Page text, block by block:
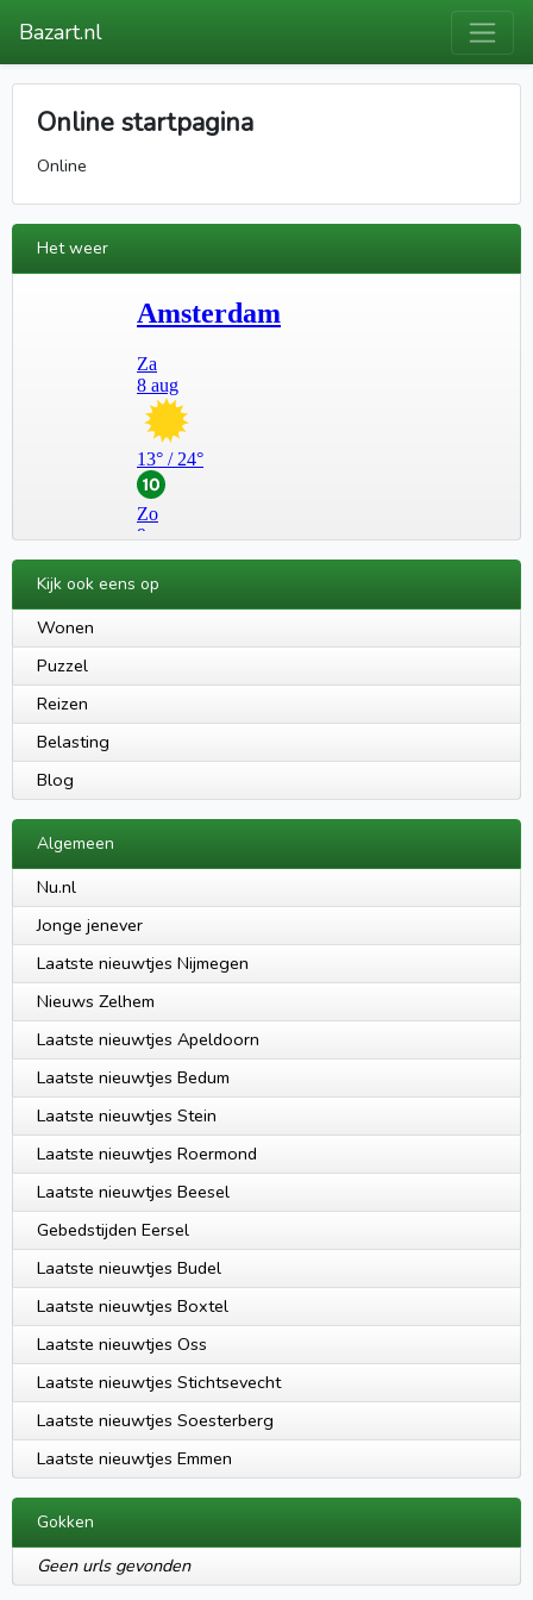
Bazart.nl
Online startpagina
Online
Het weer
Kijk ook eens op
Wonen
Puzzel
Reizen
Belasting
Blog
Algemeen
Nu.nl
Jonge jenever
Laatste nieuwtjes Nijmegen
Nieuws Zelhem
Laatste nieuwtjes Apeldoorn
Laatste nieuwtjes Bedum
Laatste nieuwtjes Stein
Laatste nieuwtjes Roermond
Laatste nieuwtjes Beesel
Gebedstijden Eersel
Laatste nieuwtjes Budel
Laatste nieuwtjes Boxtel
Laatste nieuwtjes Oss
Laatste nieuwtjes Stichtsevecht
Laatste nieuwtjes Soesterberg
Laatste nieuwtjes Emmen
Gokken
Geen urls gevonden